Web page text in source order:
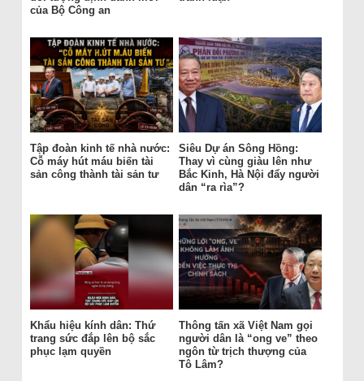
của Bộ Công an
Tập đoàn kinh tế nhà nước:
Cỗ máy hút máu biến tài
sản công thành tài sản tư
Siêu Dự án Sông Hồng:
Thay vì cùng giàu lên như
Bắc Kinh, Hà Nội đẩy người
dân “ra rìa”?
Khẩu hiệu kính dân: Thứ
trang sức đắp lên bộ sắc
phục lạm quyền
Thông tấn xã Việt Nam gọi
người dân là “ong ve” theo
ngôn từ trịch thượng của
Tô Lâm?